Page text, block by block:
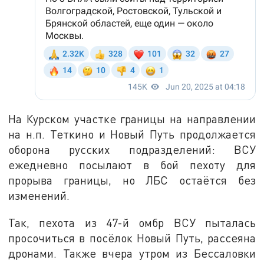
На Курском участке границы на направлении
на н.п. Теткино и Новый Путь продолжается
оборона русских подразделений: ВСУ
ежедневно посылают в бой пехоту для
прорыва границы, но ЛБС остаётся без
изменений.
Так, пехота из 47-й омбр ВСУ пыталась
просочиться в посёлок Новый Путь, рассеяна
дронами. Также вчера утром из Бессаловки